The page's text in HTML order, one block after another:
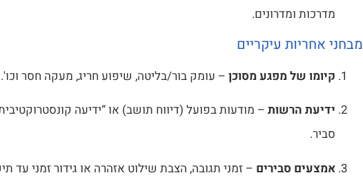
מדרכות ומדרונים.
מבחני אחריות עיקריים
קיומו של מפגע מסוכן – עומק בור/בליטה, שיפוע חריג, מעקה חסר וכו'.
ידיעת הרשות – מודעות בפועל (דיווח תושב) או “ידיעה
סביר.
אמצעים סבירים – זמני תגובה, הצבת שילוט אזהרה או גידור זמני עד